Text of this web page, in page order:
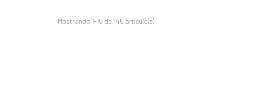
Mostrando 1-15 de 145 artículo(s)